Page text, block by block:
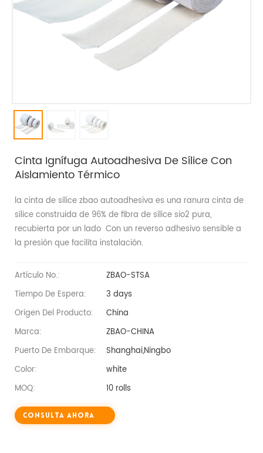
Cinta Ignífuga Autoadhesiva De Sílice Con
Aislamiento Térmico
la cinta de sílice zbao autoadhesiva es una ranura cinta de
sílice construida de 96% de fibra de sílice sio2 pura,
recubierta por un lado Con un reverso adhesivo sensible a
la presión que facilita instalación.
Artículo No.:
ZBAO-STSA
Tiempo De Espera:
3 days
Origen Del Producto:
China
Marca:
ZBAO-CHINA
Puerto De Embarque:
Shanghai,Ningbo
Color:
white
MOQ:
10 rolls
Consulta Ahora